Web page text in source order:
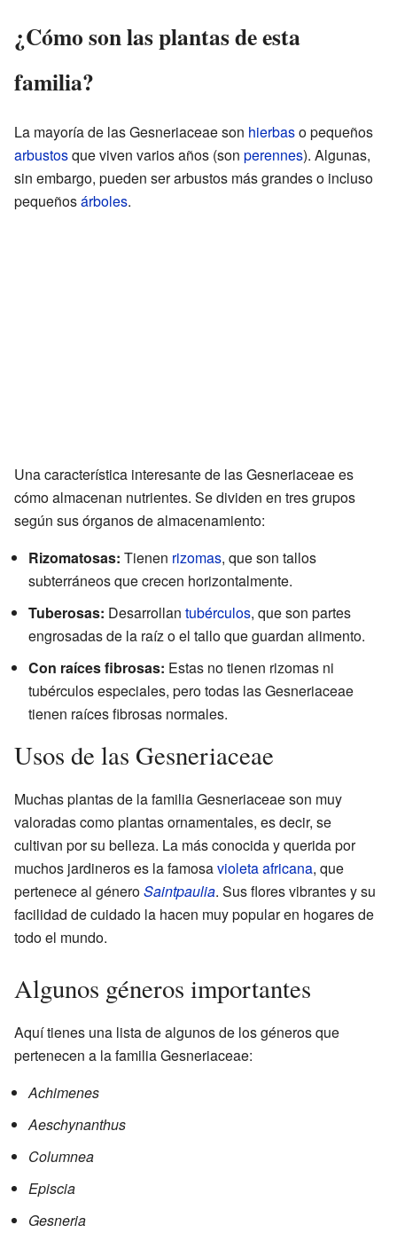
¿Cómo son las plantas de esta
familia?
La mayoría de las Gesneriaceae son hierbaso pequeños
arbustosque viven varios años (son perennes). Algunas,
sin embargo, pueden ser arbustos más grandes o incluso
pequeñosárboles.
Una característica interesante de las Gesneriaceae es
cómo almacenan nutrientes. Se dividen en tres grupos
según sus órganos de almacenamiento:
Rizomatosas: Tienen rizomas, que son tallos
subterráneos que crecen horizontalmente.
Tuberosas: Desarrollan tubérculos, que son partes
engrosadas de la raíz o el tallo que guardan alimento.
Con raíces fibrosas: Estas no tienen rizomas ni
tubérculos especiales, pero todas las Gesneriaceae
tienen raíces fibrosas normales.
Usos de las Gesneriaceae
Muchas plantas de la familia Gesneriaceae son muy
valoradas como plantas ornamentales, es decir, se
cultivan por su belleza. La más conocida y querida por
muchos jardineros es la famosavioleta africana, que
pertenece al géneroSaintpaulia. Sus flores vibrantes y su
facilidad de cuidado la hacen muy popular en hogares de
todo el mundo.
Algunos géneros importantes
Aquí tienes una lista de algunos de los géneros que
pertenecen a la familia Gesneriaceae:
Achimenes
Aeschynanthus
Columnea
Episcia
Gesneria